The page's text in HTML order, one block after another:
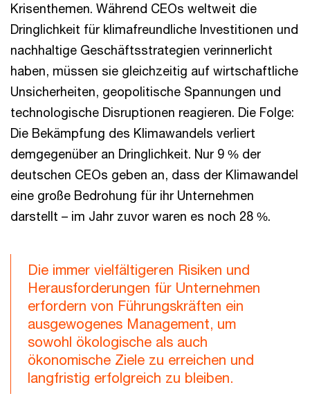
Krisenthemen. Während CEOs weltweit die
Dringlichkeit für klimafreundliche Investitionen und
nachhaltige Geschäftsstrategien verinnerlicht
haben, müssen sie gleichzeitig auf wirtschaftliche
Unsicherheiten, geopolitische Spannungen und
technologische Disruptionen reagieren. Die Folge:
Die Bekämpfung des Klimawandels verliert
demgegenüber an Dringlichkeit. Nur 9 % der
deutschen CEOs geben an, dass der Klimawandel
eine große Bedrohung für ihr Unternehmen
darstellt – im Jahr zuvor waren es noch 28 %.
Die immer vielfältigeren Risiken und
Herausforderungen für Unternehmen
erfordern von Führungskräften ein
ausgewogenes Management, um
sowohl ökologische als auch
ökonomische Ziele zu erreichen und
langfristig erfolgreich zu bleiben.